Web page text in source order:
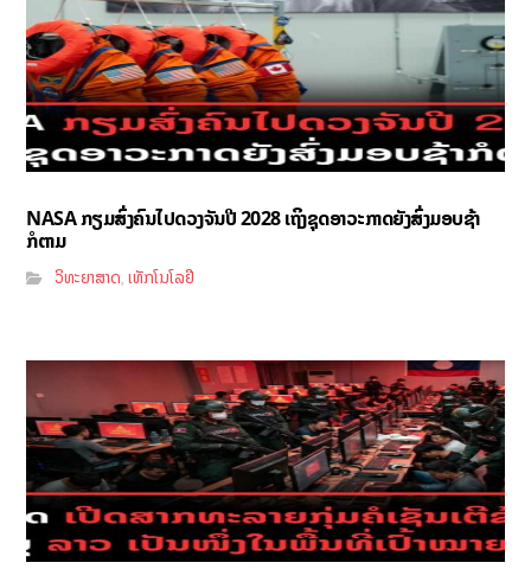
NASA ກຽມສົ່ງຄົນໄປດວງຈັນປີ 2028 ເຖິງຊຸດອາວະກາດຍັງສົ່ງມອບຊ້າ
ກໍຕາມ
ວິທະຍາສາດ,ເທັກໂນໂລຢີ